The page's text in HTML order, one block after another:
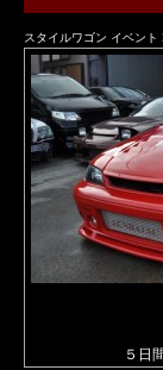
スタイルワゴン イベン
５日